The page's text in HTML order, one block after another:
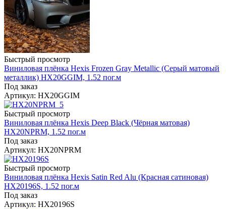
Быстрый просмотр
Виниловая плёнка Hexis Frozen Gray Metallic (Серый матовый
металлик) HX20GGIM, 1.52 пог.м
Под заказ
Артикул: HX20GGIM
Быстрый просмотр
Виниловая плёнка Hexis Deep Black (Чёрная матовая)
HX20NPRM, 1.52 пог.м
Под заказ
Артикул: HX20NPRM
Быстрый просмотр
Виниловая плёнка Hexis Satin Red Alu (Красная сатиновая)
HX20196S, 1.52 пог.м
Под заказ
Артикул: HX20196S